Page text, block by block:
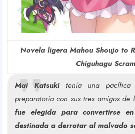
Novela ligera Mahou Shoujo to
Chiguhagu
Mai Katsukitenía una pacífica
preparatoria con sus tres amigos
fue elegida para convertirse
destinada a derrotar al malvado